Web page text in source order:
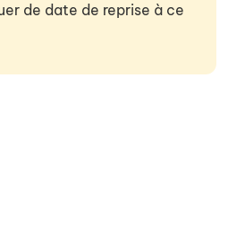
de date de reprise à ce